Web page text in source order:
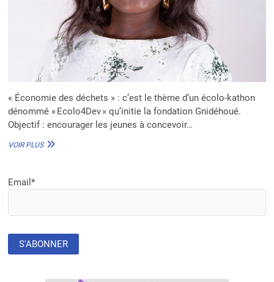
« Économie des déchets » : c’est le thème d’un écolo-kathon
dénommé « Ecolo4Dev » qu’initie la fondation Gnidéhoué.
Objectif : encourager les jeunes à concevoir…
VOIR PLUSBÉNIN
GESTION
ÉCORESPONSABLE
Email*